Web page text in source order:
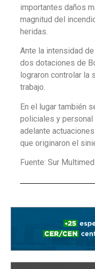
importantes daños
magnitud del
heridas.
Ante la intensidad
dos dotaciones de
lograron controlar la
trabajo.
En el lugar también
policiales y personal
adelante
que originaron el
Fuente: Sur